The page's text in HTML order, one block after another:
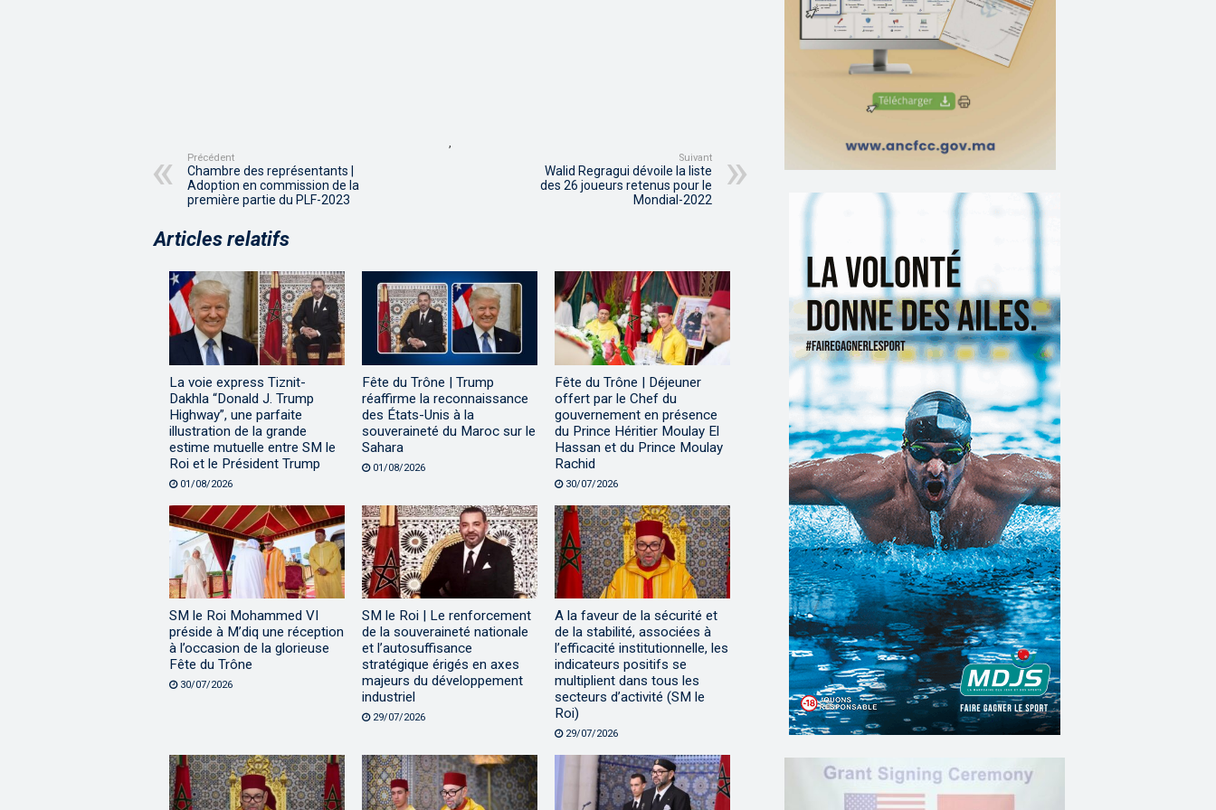
,
Précédent
Chambre des représentants |
Adoption en commission de la
première partie du PLF-2023
Suivant
Walid Regragui dévoile la liste
des 26 joueurs retenus pour le
Mondial-2022
Articles relatifs
La voie express Tiznit-
Dakhla “Donald J. Trump
Highway”, une parfaite
illustration de la grande
estime mutuelle entre SM le
Roi et le Président Trump
01/08/2026
Fête du Trône | Trump
réaffirme la reconnaissance
des États-Unis à la
souveraineté du Maroc sur le
Sahara
01/08/2026
Fête du Trône | Déjeuner
offert par le Chef du
gouvernement en présence
du Prince Héritier Moulay El
Hassan et du Prince Moulay
Rachid
30/07/2026
SM le Roi Mohammed VI
préside à M’diq une réception
à l’occasion de la glorieuse
Fête du Trône
30/07/2026
SM le Roi | Le renforcement
de la souveraineté nationale
et l’autosuffisance
stratégique érigés en axes
majeurs du développement
industriel
29/07/2026
A la faveur de la sécurité et
de la stabilité, associées à
l’efficacité institutionnelle, les
indicateurs positifs se
multiplient dans tous les
secteurs d’activité (SM le
Roi)
29/07/2026